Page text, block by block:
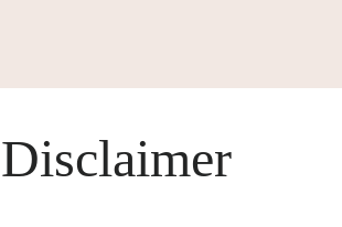
Disclaimer